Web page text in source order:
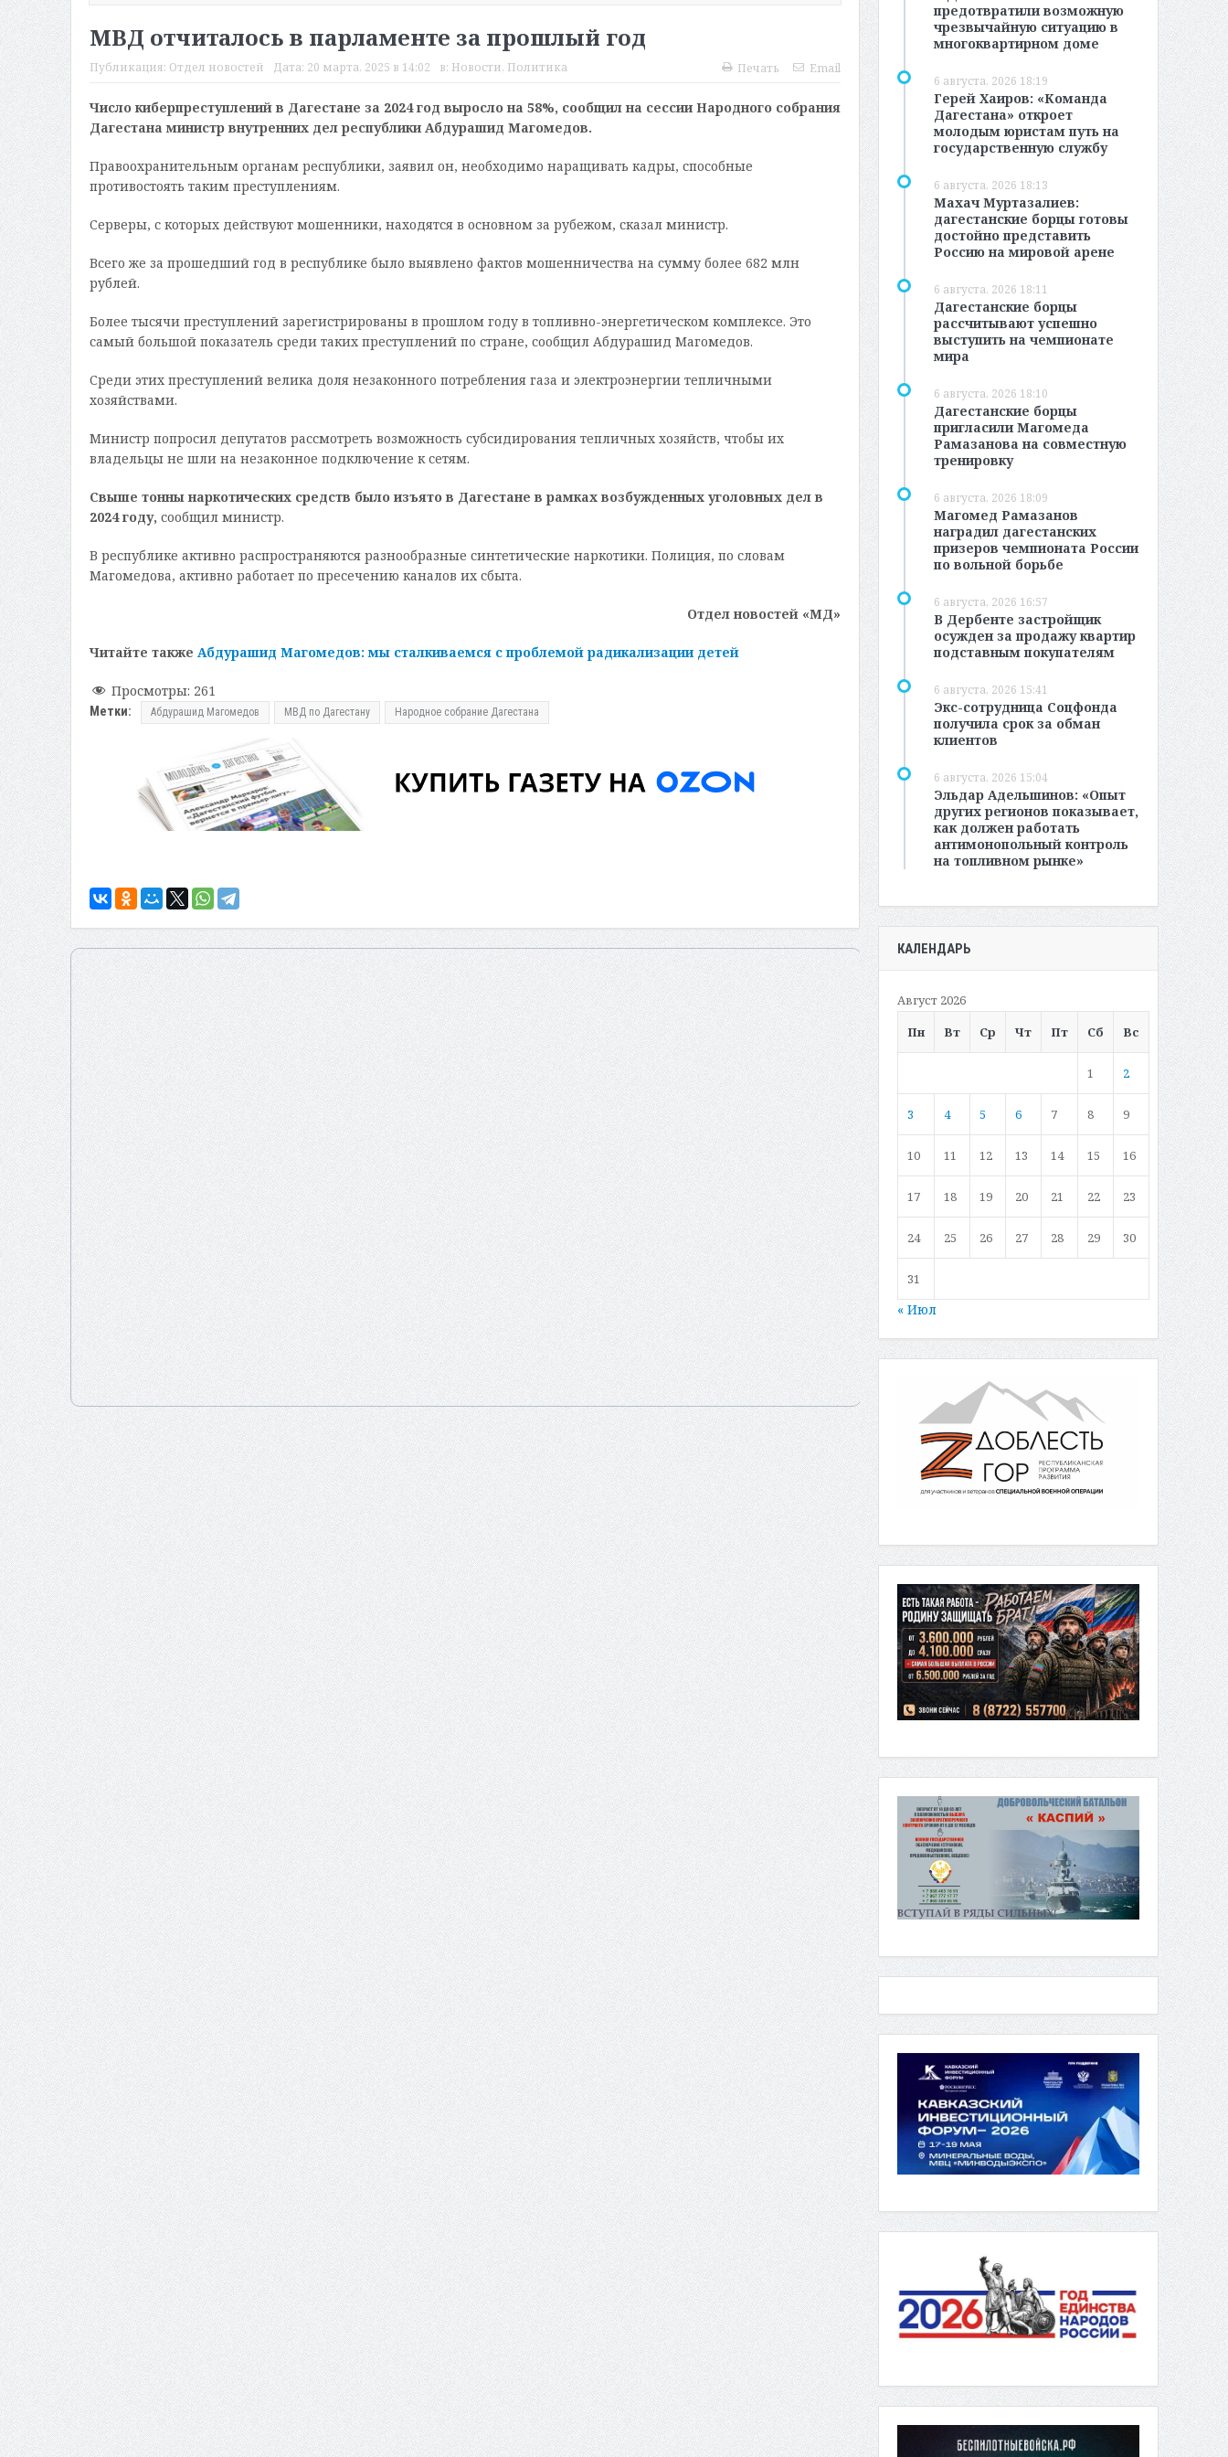
МВД отчиталось в парламенте за прошлый год
Публикация: Отдел новостей Дата: 20 марта, 2025 в 14:02 в: Новости, Политика Печать Email
Число киберпреступлений в Дагестане за 2024 год выросло на 58%, сообщил на сессии Народного собрания
Дагестана министр внутренних дел республики Абдурашид Магомедов.
Правоохранительным органам республики, заявил он, необходимо наращивать кадры, способные
противостоять таким преступлениям.
Серверы, с которых действуют мошенники, находятся в основном за рубежом, сказал министр.
Всего же за прошедший год в республике было выявлено фактов мошенничества на сумму более 682 млн
рублей.
Более тысячи преступлений зарегистрированы в прошлом году в топливно-энергетическом комплексе. Это
самый большой показатель среди таких преступлений по стране, сообщил Абдурашид Магомедов.
Среди этих преступлений велика доля незаконного потребления газа и электроэнергии тепличными
хозяйствами.
Министр попросил депутатов рассмотреть возможность субсидирования тепличных хозяйств, чтобы их
владельцы не шли на незаконное подключение к сетям.
Свыше тонны наркотических средств было изъято в Дагестане в рамках возбужденных уголовных дел в
2024 году, сообщил министр.
В республике активно распространяются разнообразные синтетические наркотики. Полиция, по словам
Магомедова, активно работает по пресечению каналов их сбыта.
Отдел новостей «МД»
Читайте также Абдурашид Магомедов: мы сталкиваемся с проблемой радикализации детей
Просмотры: 261
Метки: Абдурашид Магомедов МВД по Дагестану Народное собрание Дагестана
предотвратили возможную
чрезвычайную ситуацию в
многоквартирном доме
6 августа, 2026 18:19
Герей Хаиров: «Команда
Дагестана» откроет
молодым юристам путь на
государственную службу
6 августа, 2026 18:13
Махач Муртазалиев:
дагестанские борцы готовы
достойно представить
Россию на мировой арене
6 августа, 2026 18:11
Дагестанские борцы
рассчитывают успешно
выступить на чемпионате
мира
6 августа, 2026 18:10
Дагестанские борцы
пригласили Магомеда
Рамазанова на совместную
тренировку
6 августа, 2026 18:09
Магомед Рамазанов
наградил дагестанских
призеров чемпионата России
по вольной борьбе
6 августа, 2026 16:57
В Дербенте застройщик
осужден за продажу квартир
подставным покупателям
6 августа, 2026 15:41
Экс-сотрудница Соцфонда
получила срок за обман
клиентов
6 августа, 2026 15:04
Эльдар Адельшинов: «Опыт
других регионов показывает,
как должен работать
антимонопольный контроль
на топливном рынке»
КАЛЕНДАРЬ
Август 2026
Пн
Вт Ср Чт Пт Сб Вс
1 2
3 4 5 6 7 8 9
10 11 12 13 14 15 16
17 18 19 20 21 22 23
24 25 26 27 28 29 30
31
« Июл